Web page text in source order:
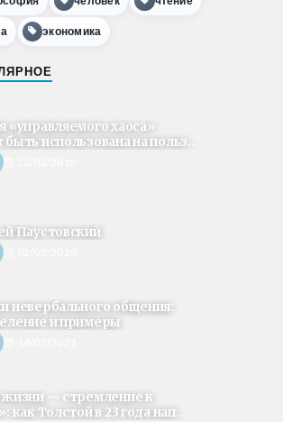
экономика
«управляемого хаоса»
использована на польз...
Паустовский
невербального общения:
и примеры
жизни — стремление к
как Толстой в 23 года нап...